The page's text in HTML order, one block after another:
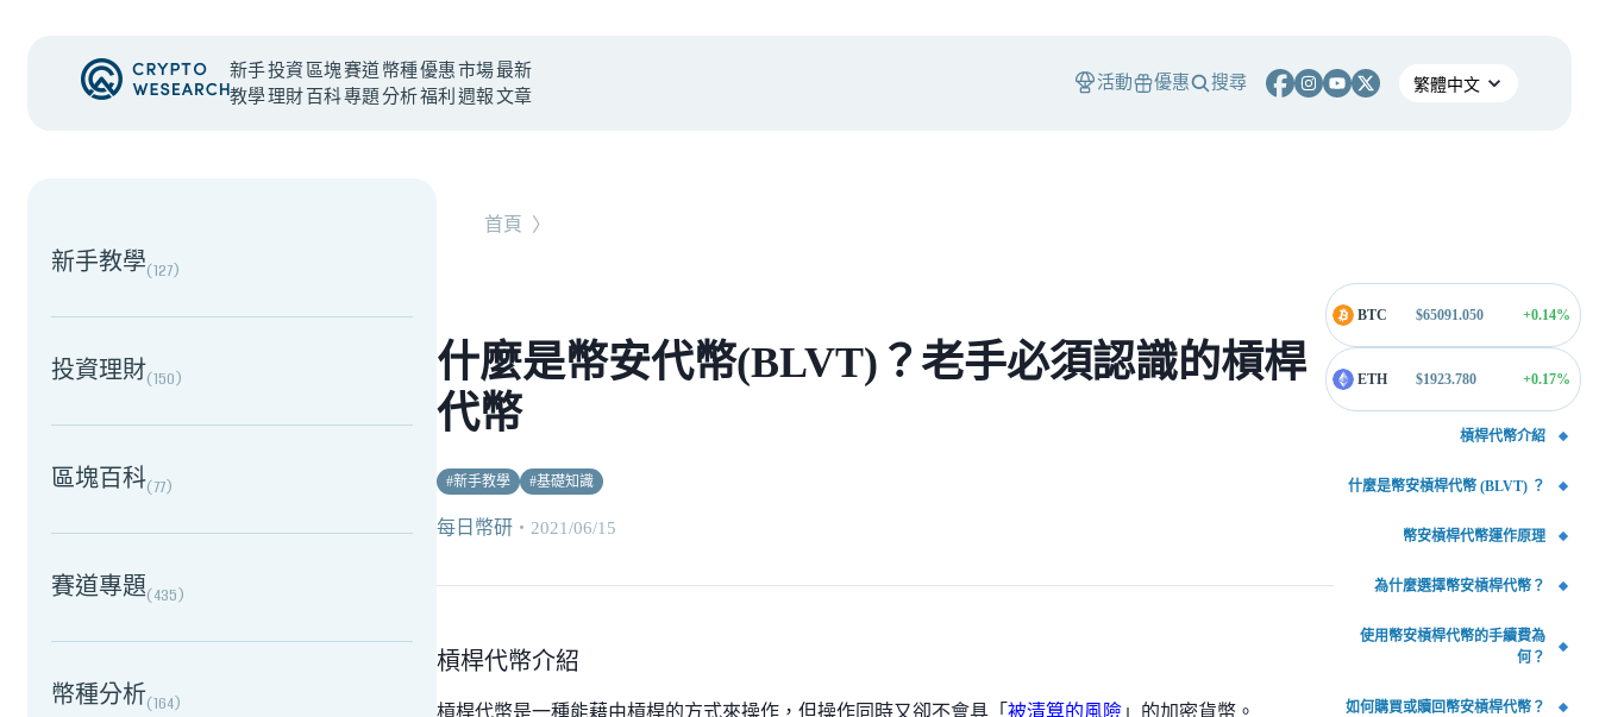
新手
教學
投資
理財
區塊
百科
賽道
專題
幣種
分析
優惠
福利
市場
週報
最新
文章
活動 優惠 搜尋
NEW EVENT
新手教學(127)
投資理財(150)
區塊百科(77)
賽道專題(435)
幣種分析(164)
首頁 〉
什麼是幣安代幣(BLVT)？老手必須認識的槓桿
代幣
#新手教學 #基礎知識
每日幣研 ・ 2021/06/15
槓桿代幣介紹
槓桿代幣是一種能藉由槓桿的方式來操作，但操作同時又卻不會具「 被清算的風險 」的加密貨幣。
BTC $65091.050 +0.14%
ETH $1923.780 +0.17%
槓桿代幣介紹
什麼是幣安槓桿代幣 (BLVT) ？
幣安槓桿代幣運作原理
為什麼選擇幣安槓桿代幣？
使用幣安槓桿代幣的手續費為
何？
如何購買或贖回幣安槓桿代幣？